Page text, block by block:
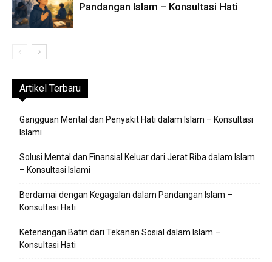
Pandangan Islam – Konsultasi Hati
Artikel Terbaru
Gangguan Mental dan Penyakit Hati dalam Islam – Konsultasi
Islami
Solusi Mental dan Finansial Keluar dari Jerat Riba dalam Islam
– Konsultasi Islami
Berdamai dengan Kegagalan dalam Pandangan Islam –
Konsultasi Hati
Ketenangan Batin dari Tekanan Sosial dalam Islam –
Konsultasi Hati